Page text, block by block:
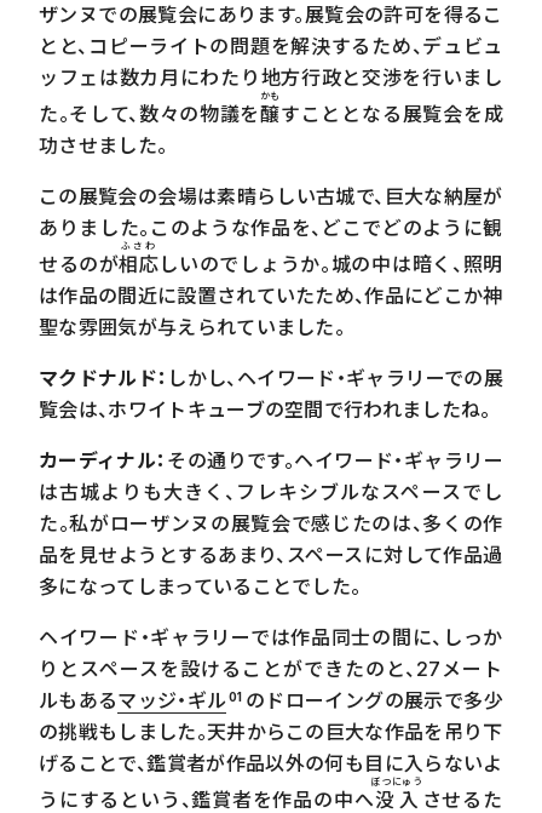
ザンヌでの展覧会にあります。展覧会の許可を得るこ
とと、コピーライトの問題を解決するため、デュビュ
ッフェは数カ月にわたり地方行政と交渉を行いまし
た。そして、数々の物議を醸
かも
すこととなる展覧会を成
功させました。
この展覧会の会場は素晴らしい古城で、巨大な納屋が
ありました。このような作品を、どこでどのように観
せるのが相応
ふさわ
しいのでしょうか。城の中は暗く、照明
は作品の間近に設置されていたため、作品にどこか神
聖な雰囲気が与えられていました。
マクドナルド： しかし、ヘイワード・ギャラリーでの展
覧会は、ホワイトキューブの空間で行われましたね。
カーディナル： その通りです。ヘイワード・ギャラリー
は古城よりも大きく、フレキシブルなスペースでし
た。私がローザンヌの展覧会で感じたのは、多くの作
品を見せようとするあまり、スペースに対して作品過
多になってしまっていることでした。
ヘイワード・ギャラリーでは作品同士の間に、しっか
りとスペースを設けることができたのと、 27 メート
ルもあるマッジ・ギル01 のドローイングの展示で多少
の挑戦もしました。天井からこの巨大な作品を吊り下
げることで、鑑賞者が作品以外の何も目に入らないよ
うにするという、鑑賞者を作品の中へ没入
ぼつにゅう
させるた